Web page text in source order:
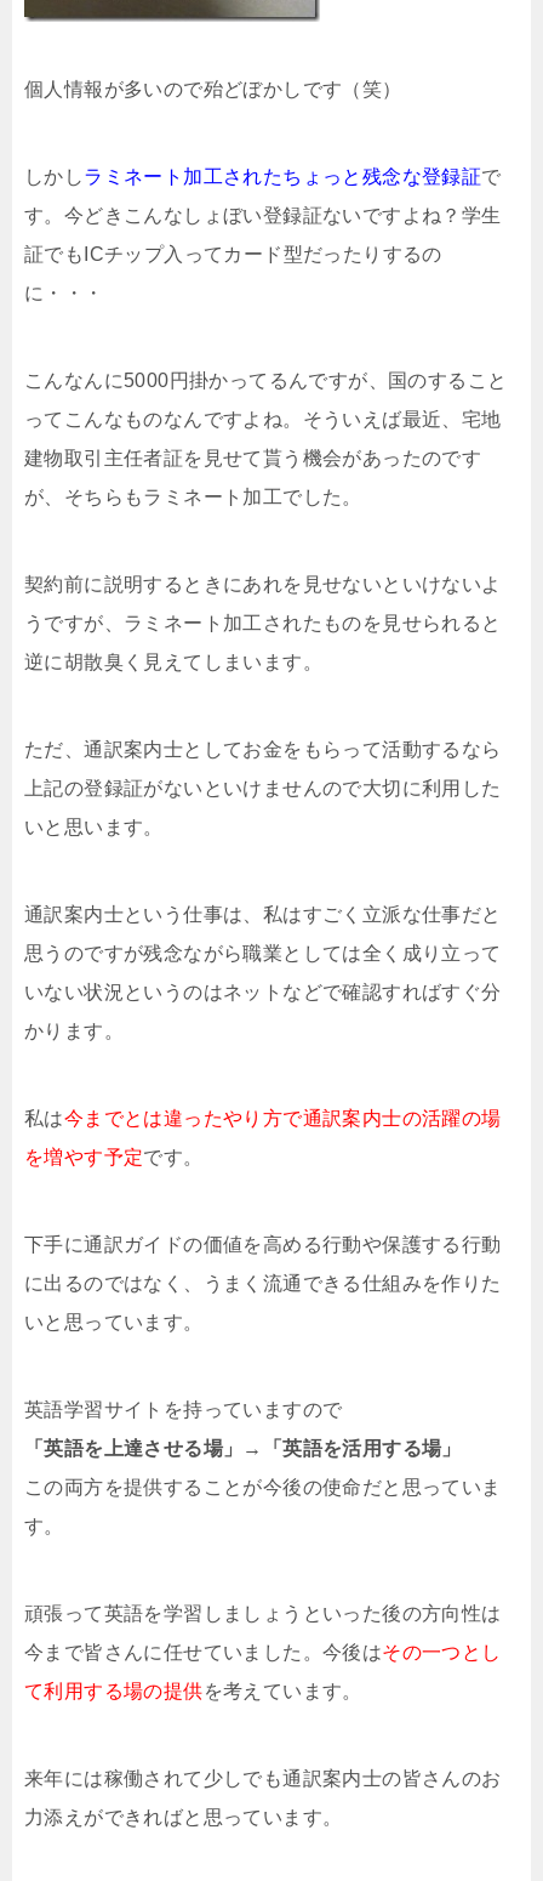
個人情報が多いので殆どぼかしです（笑）
しかしラミネート加工されたちょっと残念な登録証で
す。今どきこんなしょぼい登録証ないですよね？学生
証でもICチップ入ってカード型だったりするの
に・・・
こんなんに5000円掛かってるんですが、国のすること
ってこんなものなんですよね。そういえば最近、宅地
建物取引主任者証を見せて貰う機会があったのです
が、そちらもラミネート加工でした。
契約前に説明するときにあれを見せないといけないよ
うですが、ラミネート加工されたものを見せられると
逆に胡散臭く見えてしまいます。
ただ、通訳案内士としてお金をもらって活動するなら
上記の登録証がないといけませんので大切に利用した
いと思います。
通訳案内士という仕事は、私はすごく立派な仕事だと
思うのですが残念ながら職業としては全く成り立って
いない状況というのはネットなどで確認すればすぐ分
かります。
私は今までとは違ったやり方で通訳案内士の活躍の場
を増やす予定です。
下手に通訳ガイドの価値を高める行動や保護する行動
に出るのではなく、うまく流通できる仕組みを作りた
いと思っています。
英語学習サイトを持っていますので
「英語を上達させる場」→「英語を活用する場」
この両方を提供することが今後の使命だと思っていま
す。
頑張って英語を学習しましょうといった後の方向性は
今まで皆さんに任せていました。今後はその一つとし
て利用する場の提供を考えています。
来年には稼働されて少しでも通訳案内士の皆さんのお
力添えができればと思っています。